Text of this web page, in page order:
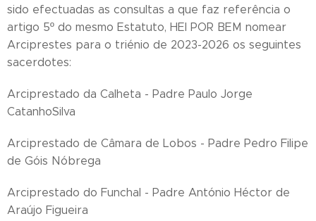
sido efectuadas as consultas a que faz referência o
artigo 5º do mesmo Estatuto, HEI POR BEM nomear
Arciprestes para o triénio de 2023-2026 os seguintes
sacerdotes:
Arciprestado da Calheta - Padre Paulo Jorge
CatanhoSilva
Arciprestado de Câmara de Lobos - Padre Pedro Filipe
de Góis Nóbrega
Arciprestado do Funchal - Padre António Héctor de
Araújo Figueira